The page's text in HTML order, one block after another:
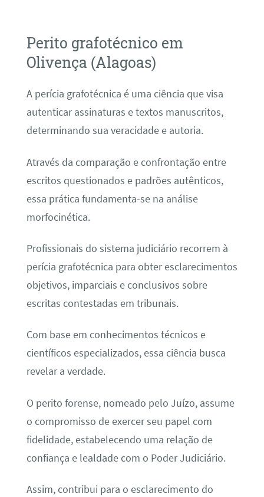
Perito grafotécnico em
Olivença (Alagoas)
A perícia grafotécnica é uma ciência que visa
autenticar assinaturas e textos manuscritos,
determinando sua veracidade e autoria.
Através da comparação e confrontação entre
escritos questionados e padrões autênticos,
essa prática fundamenta-se na análise
morfocinética.
Profissionais do sistema judiciário recorrem à
perícia grafotécnica para obter esclarecimentos
objetivos, imparciais e conclusivos sobre
escritas contestadas em tribunais.
Com base em conhecimentos técnicos e
científicos especializados, essa ciência busca
revelar a verdade.
O perito forense, nomeado pelo Juízo, assume
o compromisso de exercer seu papel com
fidelidade, estabelecendo uma relação de
confiança e lealdade com o Poder Judiciário.
Assim, contribui para o esclarecimento do